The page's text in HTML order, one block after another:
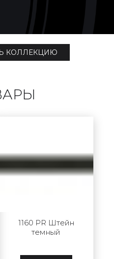
КОЛЛЕКЦИЮ
1160 PR Штейн
темный